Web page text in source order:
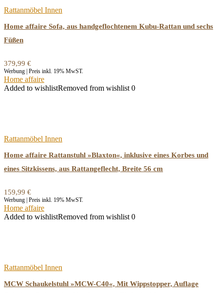
Rattanmöbel Innen
Home affaire Sofa, aus handgeflochtenem Kubu-Rattan und sechs
Füßen
379,99 €
Werbung | Preis inkl. 19% MwST.
Home affaire
Added to wishlistRemoved from wishlist 0
Rattanmöbel Innen
Home affaire Rattanstuhl »Blaxton«, inklusive eines Korbes und
eines Sitzkissens, aus Rattangeflecht, Breite 56 cm
159,99 €
Werbung | Preis inkl. 19% MwST.
Home affaire
Added to wishlistRemoved from wishlist 0
Rattanmöbel Innen
MCW Schaukelstuhl »MCW-C40«, Mit Wippstopper, Auflage